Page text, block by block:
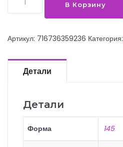
от
JACOBS
В Корзину
Артикул: 716736359236 Категория:
Детали
Детали
Форма 145